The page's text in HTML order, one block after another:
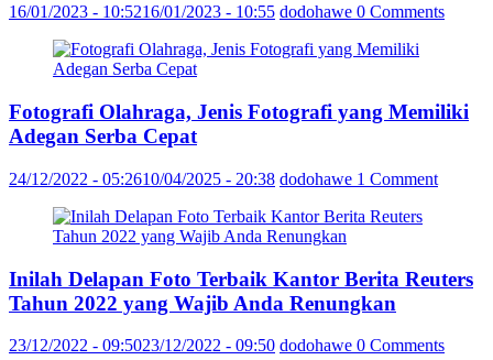
16/01/2023 - 10:5216/01/2023 - 10:55 dodohawe 0 Comments
Fotografi Olahraga, Jenis Fotografi yang Memiliki
Adegan Serba Cepat
24/12/2022 - 05:2610/04/2025 - 20:38 dodohawe 1 Comment
Inilah Delapan Foto Terbaik Kantor Berita Reuters
Tahun 2022 yang Wajib Anda Renungkan
23/12/2022 - 09:5023/12/2022 - 09:50 dodohawe 0 Comments